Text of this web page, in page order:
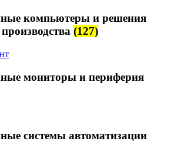
компьютеры и решения
(127)
мониторы и периферия
системы автоматизации